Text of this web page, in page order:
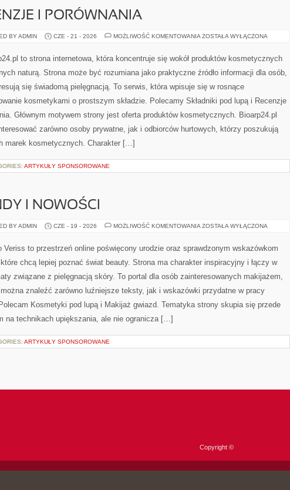
I PORÓWNANIA
BY ADMIN CZE - 21 - 2026 MOŻLIWOŚĆ KOMENTOWANIA RECENZJE
ZOSTAŁA WYŁĄCZONA
to strona internetowa, która koncentruje się wokół produktów kosmetycznych
naturą. Strona może być rozumiana jako praktyczne źródło informacji dla osób,
się świadomą pielęgnacją. To serwis, która wpisuje się w rosnące
kosmetykami o prostszym składzie. Polecamy Składniki pod lupą i Recenzje
Głównym motywem strony jest oferta produktów kosmetycznych. Bioarp24.pl
zarówno osoby prywatne, jak i odbiorców hurtowych, którzy poszukują
marek kosmetycznych. Charakter […]
ARTYKUŁY SPONSOROWANE
I NOWOŚCI
BY ADMIN CZE - 19 - 2026 MOŻLIWOŚĆ KOMENTOWANIA TRENDY
ZOSTAŁA WYŁĄCZONA
Veriss to przestrzeń online poświęcony urodzie oraz sprawdzonym wskazówkom
chcą lepiej poznać świat beauty. Strona ma charakter inspiracyjny i łączy w
związane z pielęgnacją skóry. To portal dla osób zainteresowanych makijażem,
znaleźć zarówno luźniejsze teksty, jak i wskazówki przydatne w pracy
Kosmetyki pod lupą i Makijaż gwiazd. Tematyka strony skupia się przede
na technikach upiększania, ale nie ogranicza […]
ARTYKUŁY SPONSOROWANE
Copyright ©